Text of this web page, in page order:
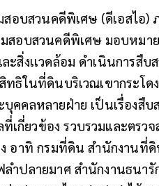
อบสวนคดีพิเศษ (ดีเอสไอ)
สอบสวนคดีพิเศษ มอบหมา
สิ่งเเวดล้อม ดำเนินการสืบ
ทธิในที่ดินบริเวณเขากระโ
บุคคลหลายฝ่าย เป็นเรื่องสื
เกี่ยวข้อง รวบรวมและตร
อาทิ กรมที่ดิน สำนักงานที่
ลำปลายมาศ สำนักงานธน